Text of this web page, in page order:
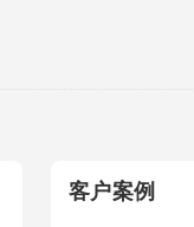
客户案例